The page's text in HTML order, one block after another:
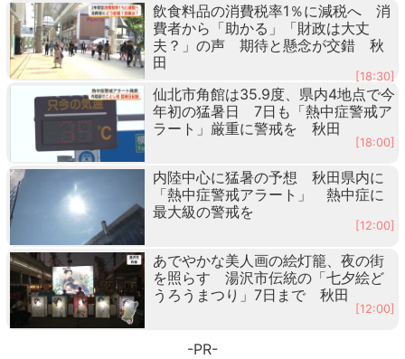
飲食料品の消費税率1％に減税へ 消
費者から「助かる」「財政は大丈
夫？」の声 期待と懸念が交錯 秋
田
[18:30]
仙北市角館は35.9度、県内4地点で今
年初の猛暑日 7日も「熱中症警戒ア
ラート」厳重に警戒を 秋田
[18:00]
内陸中心に猛暑の予想 秋田県内に
「熱中症警戒アラート」 熱中症に
最大級の警戒を
[12:00]
あでやかな美人画の絵灯籠、夜の街
を照らす 湯沢市伝統の「七夕絵ど
うろうまつり」7日まで 秋田
[12:00]
-PR-